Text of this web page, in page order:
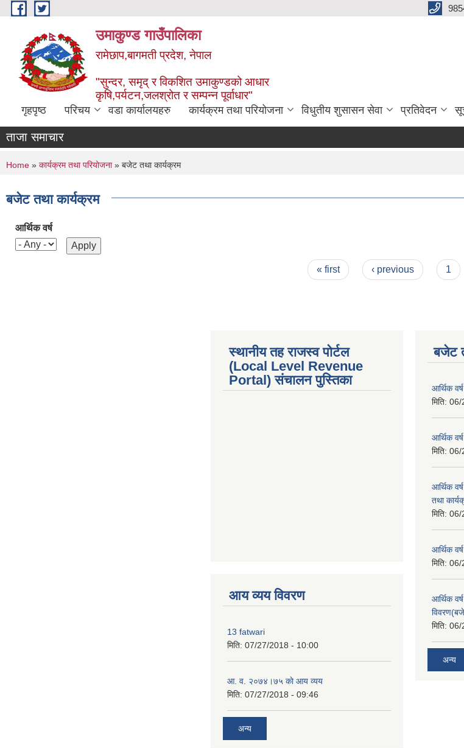
Skip to main content
उमाकुण्ड गाउँपालिका
रामेछाप,बागमती प्रदेश, नेपाल
"सुन्दर, समृद् र विकशित उमाकुण्डको आधार
कृषि,पर्यटन,जलश्रोत र सम्पन्न पूर्वाधार"
गृहपृष्ठ परिचय वडा कार्यालयहरु कार्यक्रम तथा परियोजना विधुतीय शुसासन सेवा प्रतिवेदन
ताजा समाचार
You are here
Home » कार्यक्रम तथा परियोजना» बजेट तथा कार्यक्रम
बजेट तथा कार्यक्रम
आर्थिक वर्ष
« first ‹ previous 1
स्थानीय तह राजस्व पोर्टल
(Local Level Revenue
Portal) संचालन पुस्तिका
आय व्यय विवरण
13 fatwari
मिति: 07/27/2018 - 10:00
आ‍. व. २०७४।७५ काे आय व्यय
मिति: 07/27/2018 - 09:46
अन्य
बजेट
आर्थिक
मिति: 06/
आर्थिक
मिति: 06/
आर्थिक
तथा
मिति: 06/
आर्थिक
मिति: 06/
आर्थिक
मिति: 06/
अन्य